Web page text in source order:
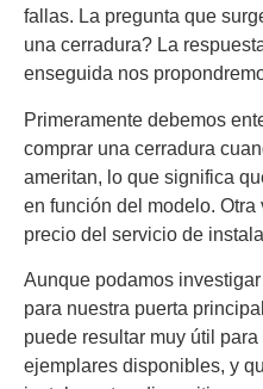
fallas. La pregunta que
una cerradura? La
enseguida nos
Primeramente debemos
comprar una cerradura
ameritan, lo que significa
en función del modelo. Otra
precio del servicio de
Aunque podamos
para nuestra puerta
puede resultar muy útil
ejemplares disponibles, y